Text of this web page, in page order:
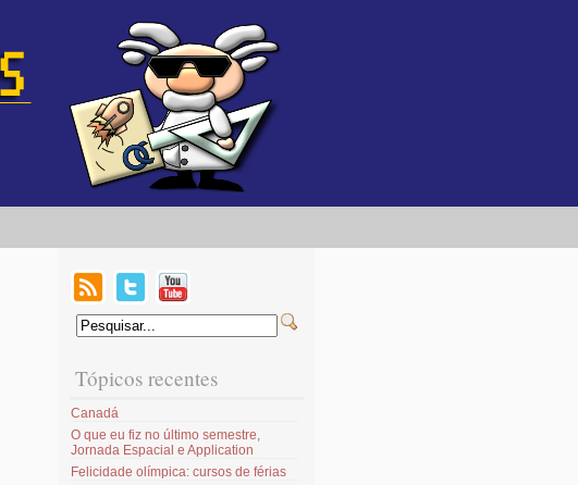
Tópicos recentes
Canadá
O que eu fiz no último semestre,
Jornada Espacial e Application
Felicidade olímpica: cursos de férias